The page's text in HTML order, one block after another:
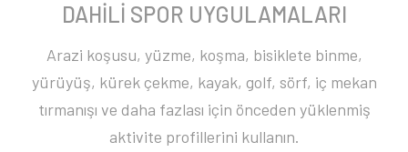
DAHİLİ SPOR UYGULAMALARI
Arazi koşusu, yüzme, koşma, bisiklete binme,
yürüyüş, kürek çekme, kayak, golf, sörf, iç mekan
tırmanışı ve daha fazlası için önceden yüklenmiş
aktivite profillerini kullanın.